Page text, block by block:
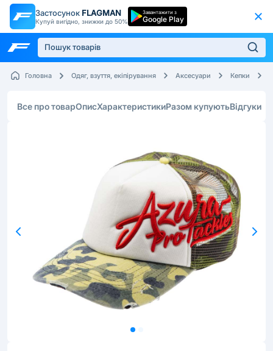
Застосунок FLAGMAN
Купуй вигідно, знижки до 50%
Завантажити з
Google Play
Головна Одяг, взуття, екіпірування Аксесуари Кепки
Все про товарОписХарактеристикиРазом купуютьВідгуки